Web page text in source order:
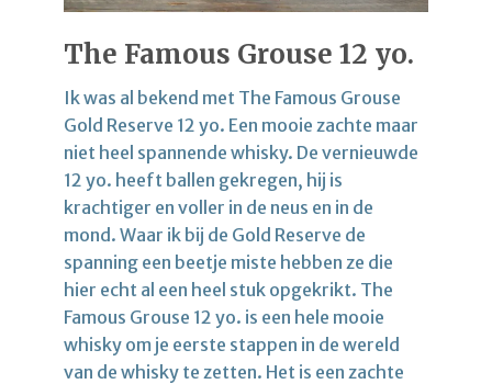
The Famous Grouse 12 yo.
Ik was al bekend met The Famous Grouse
Gold Reserve 12 yo. Een mooie zachte maar
niet heel spannende whisky. De vernieuwde
12 yo. heeft ballen gekregen, hij is
krachtiger en voller in de neus en in de
mond. Waar ik bij de Gold Reserve de
spanning een beetje miste hebben ze die
hier echt al een heel stuk opgekrikt. The
Famous Grouse 12 yo. is een hele mooie
whisky om je eerste stappen in de wereld
van de whisky te zetten. Het is een zachte